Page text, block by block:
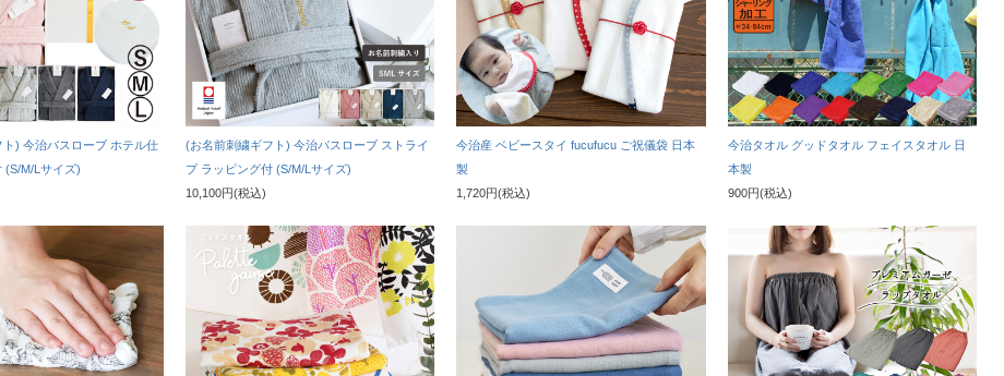
) 今治バスローブ ホテル仕
(S/M/Lサイズ)
(お名前刺繍ギフト) 今治バスローブ ストライ
プ ラッピング付 (S/M/Lサイズ)
10,100円(税込)
今治産 ベビースタイ fucufucu ご祝儀袋 日本
製
1,720円(税込)
今治タオル グッドタオル フェイスタオル 日
本製
900円(税込)